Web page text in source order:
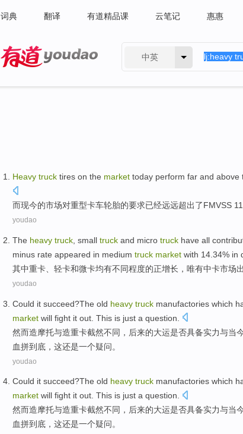
词典 翻译 有道精品课 云笔记 惠惠
中英
Heavy truck tires on the market today perform far and above
而现今的市场对重型卡车轮胎的要求已经远远超出了FMVSS
youdao
The heavy truck , small truck and micro truck have all
minus rate appeared in medium truck market with 14.34% in
其中重卡 轻卡和微卡均有不同程度的正增长 ， 唯有中卡市场
youdao
Could it succeed?The old heavy truck manufactories which
market will fight it out. This is just a question
然而造摩托与造重卡截然不同，后来的大运是否具备实力与当
血拼到底， 这还是一个疑问。
youdao
Could it succeed?The old heavy truck manufactories which
market will fight it out. This is just a question.
然而造摩托与造重卡截然不同，后来的大运是否具备实力与当
血拼到底， 这还是一个疑问。